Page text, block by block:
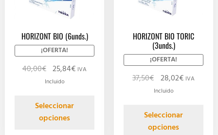
HORIZONT BIO (6unds.)
¡OFERTA!
40,00€ 25,84€ IVA
Incluido
Seleccionar
opciones
HORIZONT BIO TORIC
(3unds.)
¡OFERTA!
37,50€ 28,02€ IVA
Incluido
Seleccionar
opciones